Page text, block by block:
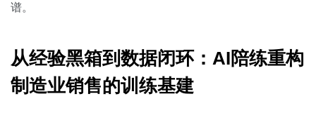
谱。
从经验黑箱到数据闭环：AI陪练重构
制造业销售的训练基建